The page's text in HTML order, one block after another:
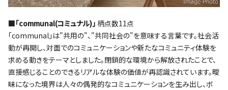
■｢communal(コミュナル)｣ 柄点数11点
｢communal｣は"共用の"、"共同社会の"を意味する言葉です。社会活
動が再開し、対面でのコミュニケーションや新たなコミュニティ体験を
求める動きをテーマとしました。閉鎖的な環境から解放されたことで、
直接感じることのできるリアルな体験の価値が再認識されています。曖
昧になった境界は人々の偶発的なコミュニケーションを生み出し、ボ